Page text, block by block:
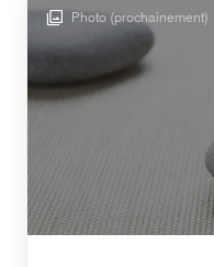
Photo (prochainement)